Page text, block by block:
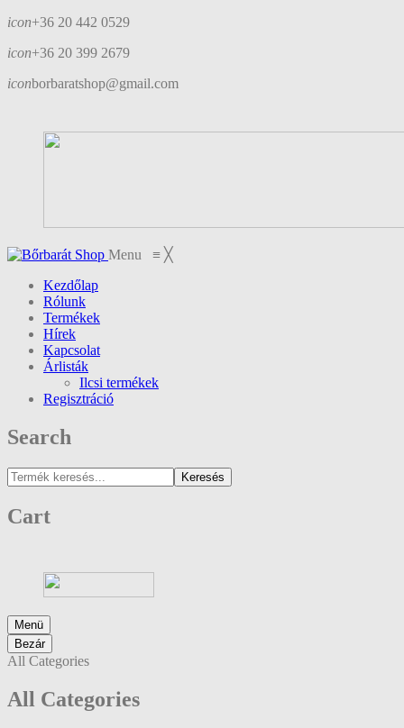
icon+36 20 442 0529
icon+36 20 399 2679
iconborbaratshop@gmail.com
Menu ≡ ╳
Kezdőlap
Rólunk
Termékek
Hírek
Kapcsolat
Árlisták
Ilcsi termékek
Regisztráció
Search
Keresés
Cart
Menü
Bezár
All Categories
All Categories